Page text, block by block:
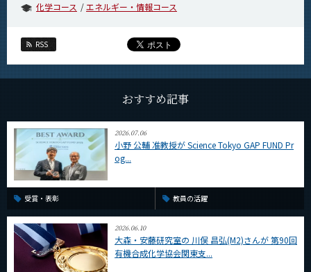
化学コース
エネルギー・情報コース
RSS
おすすめ記事
2026.07.06
小野 公輔 准教授が Science Tokyo GAP FUND Pr
og...
受賞・表彰 教員の活躍
2026.06.10
大森・安藤研究室の 川俣 昌弘(M2)さんが 第90回
有機合成化学協会関東支...
CLOSE